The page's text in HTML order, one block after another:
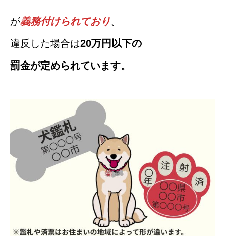
が義務付けられており、
違反した場合は20万円以下の
罰金が定められています。